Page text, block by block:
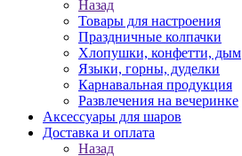
Назад
Товары для настроения
Праздничные колпачки
Хлопушки, конфетти, дым
Языки, горны, дуделки
Карнавальная продукция
Развлечения на вечеринке
Аксессуары для шаров
Доставка и оплата
Назад